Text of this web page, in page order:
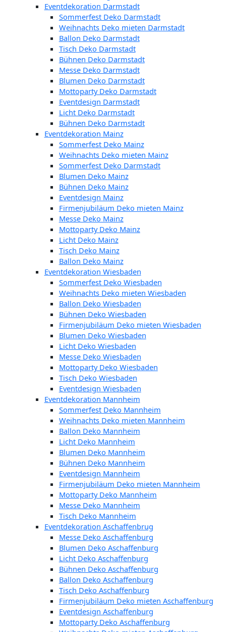
Eventdekoration Darmstadt
Sommerfest Deko Darmstadt
Weihnachts Deko mieten Darmstadt
Ballon Deko Darmstadt
Tisch Deko Darmstadt
Bühnen Deko Darmstadt
Messe Deko Darmstadt
Blumen Deko Darmstadt
Mottoparty Deko Darmstadt
Eventdesign Darmstadt
Licht Deko Darmstadt
Bühnen Deko Darmstadt
Eventdekoration Mainz
Sommerfest Deko Mainz
Weihnachts Deko mieten Mainz
Sommerfest Deko Darmstadt
Blumen Deko Mainz
Bühnen Deko Mainz
Eventdesign Mainz
Firmenjubiläum Deko mieten Mainz
Messe Deko Mainz
Mottoparty Deko Mainz
Licht Deko Mainz
Tisch Deko Mainz
Ballon Deko Mainz
Eventdekoration Wiesbaden
Sommerfest Deko Wiesbaden
Weihnachts Deko mieten Wiesbaden
Ballon Deko Wiesbaden
Bühnen Deko Wiesbaden
Firmenjubiläum Deko mieten Wiesbaden
Blumen Deko Wiesbaden
Licht Deko Wiesbaden
Messe Deko Wiesbaden
Mottoparty Deko Wiesbaden
Tisch Deko Wiesbaden
Eventdesign Wiesbaden
Eventdekoration Mannheim
Sommerfest Deko Mannheim
Weihnachts Deko mieten Mannheim
Ballon Deko Mannheim
Licht Deko Mannheim
Blumen Deko Mannheim
Bühnen Deko Mannheim
Eventdesign Mannheim
Firmenjubiläum Deko mieten Mannheim
Mottoparty Deko Mannheim
Messe Deko Mannheim
Tisch Deko Mannheim
Eventdekoration Aschaffenbrug
Messe Deko Aschaffenburg
Blumen Deko Aschaffenburg
Licht Deko Aschaffenburg
Bühnen Deko Aschaffenburg
Ballon Deko Aschaffenburg
Tisch Deko Aschaffenburg
Firmenjubiläum Deko mieten Aschaffenburg
Eventdesign Aschaffenburg
Mottoparty Deko Aschaffenburg